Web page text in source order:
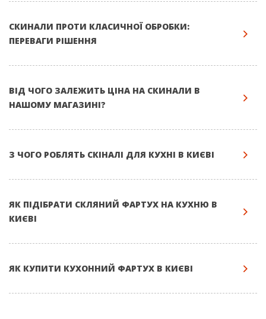
СКИНАЛИ ПРОТИ КЛАСИЧНОЇ ОБРОБКИ:
ПЕРЕВАГИ РІШЕННЯ
ВІД ЧОГО ЗАЛЕЖИТЬ ЦІНА НА СКИНАЛИ В
НАШОМУ МАГАЗИНІ?
З ЧОГО РОБЛЯТЬ СКІНАЛІ ДЛЯ КУХНІ В КИЄВІ
ЯК ПІДІБРАТИ СКЛЯНИЙ ФАРТУХ НА КУХНЮ В
КИЄВІ
ЯК КУПИТИ КУХОННИЙ ФАРТУХ В КИЄВІ